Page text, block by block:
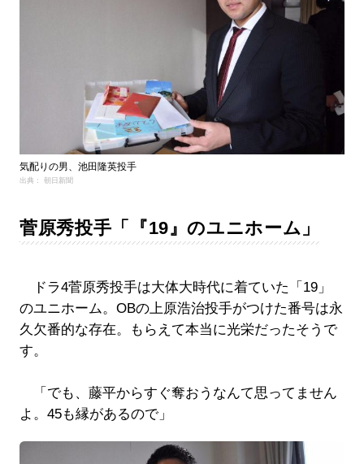
気配りの男、池田隆英投手
出典： 朝日新聞
菅原秀投手「『19』のユニホーム」
ドラ4菅原秀投手は大体大時代に着ていた「19」
のユニホーム。OBの上原浩治投手がつけた番号は永
久欠番的な存在。もらえて本当に光栄だったそうで
す。
「でも、藤平からすぐ奪おうなんて思ってません
よ。45も縁があるので」